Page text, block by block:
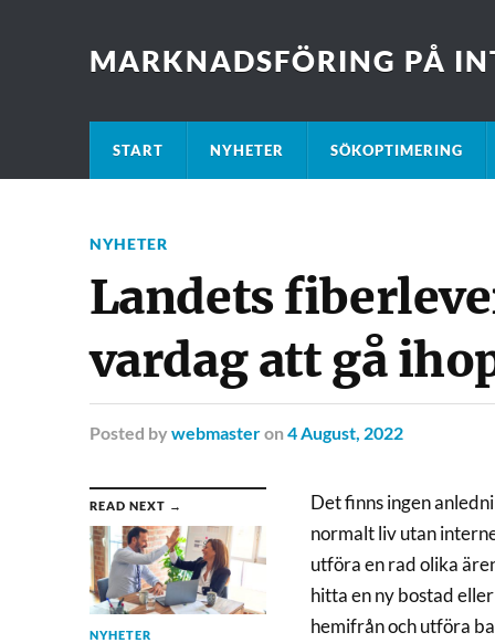
MARKNADSFÖRING PÅ
START NYHETER SÖKOPTIMERING
NYHETER
Landets
vardag att gå
Posted by webmasteron 4 August, 2022
READ NEXT →
NYHETER
Det finns ingen
normalt liv utan
utföra en rad olika
hitta en ny bostad
hemifrån och utföra